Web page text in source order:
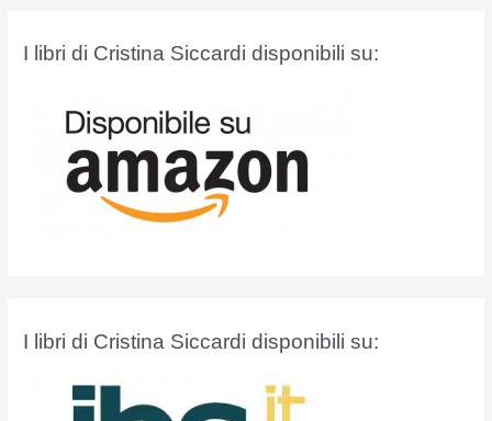
I libri di Cristina Siccardi disponibili su:
I libri di Cristina Siccardi disponibili su: